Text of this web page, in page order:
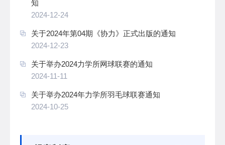
知
2024-12-24
关于2024年第04期《协力》正式出版的通知
2024-12-23
关于举办2024力学所网球联赛的通知
2024-11-11
关于举办2024年力学所羽毛球联赛通知
2024-10-25